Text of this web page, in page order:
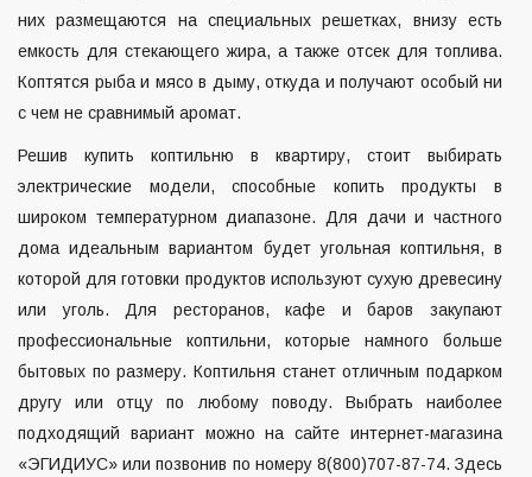
них размещаются на специальных решетках, внизу есть
емкость для стекающего жира, а также отсек для топлива.
Коптятся рыба и мясо в дыму, откуда и получают особый ни
с чем не сравнимый аромат.
Решив купить коптильню в квартиру, стоит выбирать
электрические модели, способные копить продукты в
широком температурном диапазоне. Для дачи и частного
дома идеальным вариантом будет угольная коптильня, в
которой для готовки продуктов используют сухую древесину
или уголь. Для ресторанов, кафе и баров закупают
профессиональные коптильни, которые намного больше
бытовых по размеру. Коптильня станет отличным подарком
другу или отцу по любому поводу. Выбрать наиболее
подходящий вариант можно на сайте интернет-магазина
«ЭГИДИУС» или позвонив по номеру 8(800)707-87-74. Здесь